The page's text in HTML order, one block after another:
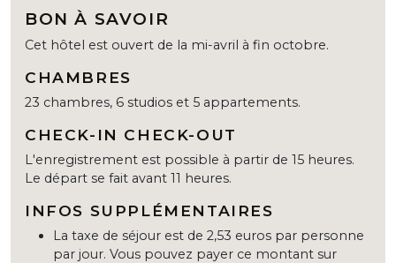
BON À SAVOIR
Cet hôtel est ouvert de la mi-avril à fin octobre.
CHAMBRES
23 chambres, 6 studios et 5 appartements.
CHECK-IN CHECK-OUT
L'enregistrement est possible à partir de 15 heures.
Le départ se fait avant 11 heures.
INFOS SUPPLÉMENTAIRES
La taxe de séjour est de 2,53 euros par personne
par jour. Vous pouvez payer ce montant sur